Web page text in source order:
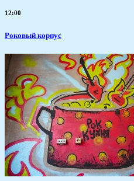
12:00
Роковый корпус